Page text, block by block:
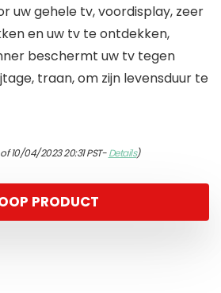
uw gehele tv, voordisplay, zeer
en uw tv te ontdekken,
beschermt uw tv tegen
traan, om zijn levensduur te
10/04/2023 20:31 PST-Details)
PRODUCT